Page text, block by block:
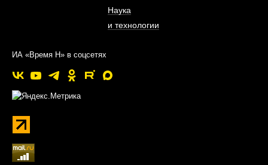
Наука
и технологии
ИА «Время Н» в соцсетях